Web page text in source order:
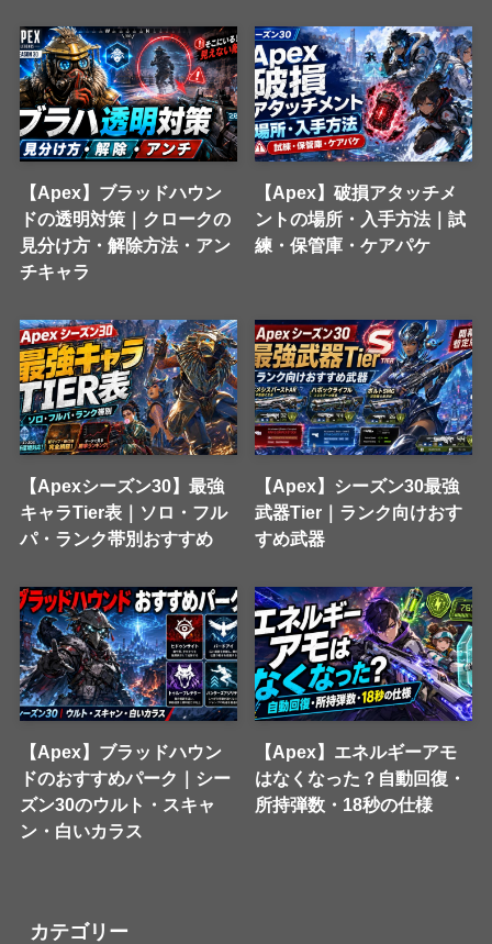
【Apex】ブラッドハウン
ドの透明対策｜クロークの
見分け方・解除方法・アン
チキャラ
【Apex】破損アタッチメ
ントの場所・入手方法｜試
練・保管庫・ケアパケ
【Apexシーズン30】最強
キャラTier表｜ソロ・フル
パ・ランク帯別おすすめ
【Apex】シーズン30最強
武器Tier｜ランク向けおす
すめ武器
【Apex】ブラッドハウン
ドのおすすめパーク｜シー
ズン30のウルト・スキャ
ン・白いカラス
【Apex】エネルギーアモ
はなくなった？自動回復・
所持弾数・18秒の仕様
カテゴリー